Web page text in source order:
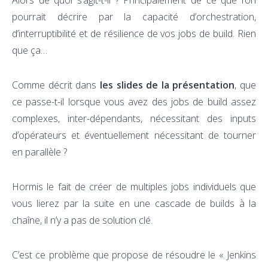
pourrait décrire par la capacité d’orchestration,
d’interruptibilité et de résilience de vos jobs de build. Rien
que ça…
Comme décrit dans les slides de la présentation, que
ce passe-t-il lorsque vous avez des jobs de build assez
complexes, inter-dépendants, nécessitant des inputs
d’opérateurs et éventuellement nécessitant de tourner
en parallèle ?
Hormis le fait de créer de multiples jobs individuels que
vous lierez par la suite en une cascade de builds à la
chaîne, il n’y a pas de solution clé.
C’est ce problème que propose de résoudre le « Jenkins